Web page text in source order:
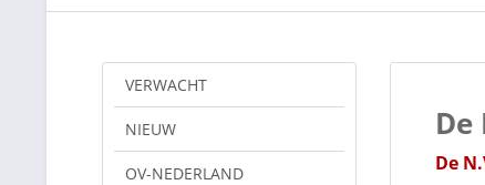
VERWACHT
NIEUW
OV-NEDERLAND
De
De